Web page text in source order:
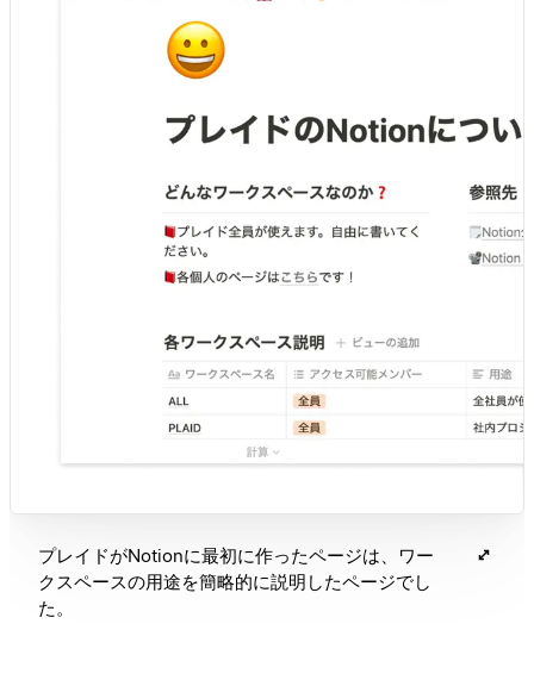
プレイドがNotionに最初に作ったページは、ワー
クスペースの用途を簡略的に説明したページでし
た。